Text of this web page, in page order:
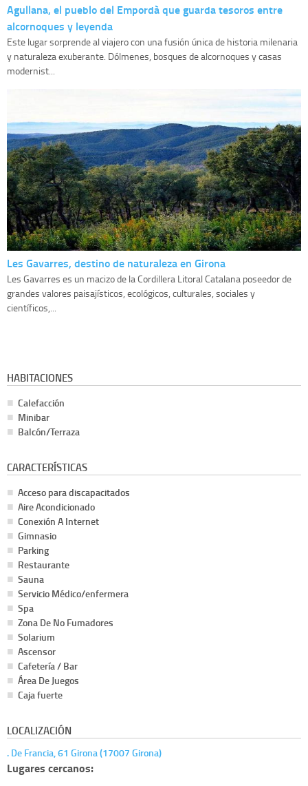
Agullana, el pueblo del Empordà que guarda tesoros entre
alcornoques y leyenda
Este lugar sorprende al viajero con una fusión única de historia milenaria
y naturaleza exuberante. Dólmenes, bosques de alcornoques y casas
modernist...
Les Gavarres, destino de naturaleza en Girona
Les Gavarres es un macizo de la Cordillera Litoral Catalana poseedor de
grandes valores paisajísticos, ecológicos, culturales, sociales y
científicos,...
HABITACIONES
Calefacción
Minibar
Balcón/Terraza
CARACTERÍSTICAS
Acceso para discapacitados
Aire Acondicionado
Conexión A Internet
Gimnasio
Parking
Restaurante
Sauna
Servicio Médico/enfermera
Spa
Zona De No Fumadores
Solarium
Ascensor
Cafetería / Bar
Área De Juegos
Caja fuerte
LOCALIZACIÓN
. De Francia, 61 Girona (17007 Girona)
Lugares cercanos: